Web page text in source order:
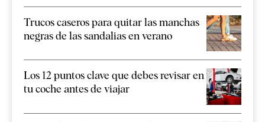
Trucos caseros para quitar las manchas
negras de las sandalias en verano
Los 12 puntos clave que debes revisar en
tu coche antes de viajar